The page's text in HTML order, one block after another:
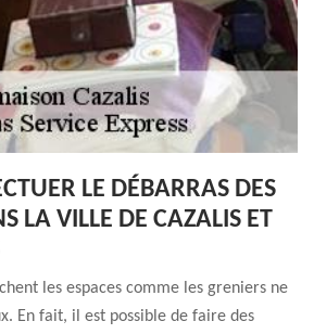
LE DÉBARRAS DES
LA VILLE DE CAZALIS ET
les espaces comme les greniers ne
En fait, il est possible de faire des